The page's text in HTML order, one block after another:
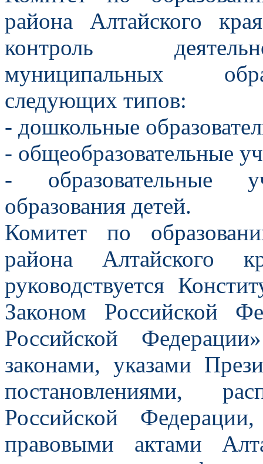
района Алтайского края
контроль
муниципальных
следующих типов:
- дошкольные
- общеобразовательные
- образовательные
образования детей.
Комитет по
района Алтайского
руководствуется
Законом Российской
Российской
законами, указами
постановлениями,
Российской
правовыми актами